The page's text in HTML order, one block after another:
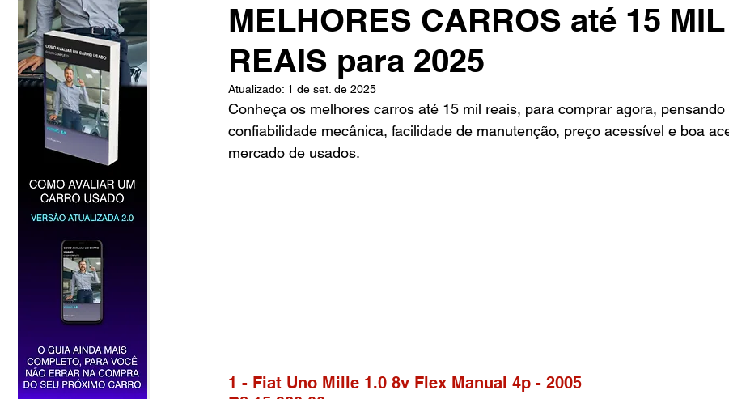
Análise de produtos
MELHORES CARROS até 15 MIL
REAIS para 2025
Atualizado: 1 de set. de 2025
Conheça os melhores carros até 15 mil reais, para comprar agora, pensando
confiabilidade mecânica, facilidade de manutenção, preço acessível e boa
mercado de usados.
1 - Fiat Uno Mille 1.0 8v Flex Manual 4p - 2005